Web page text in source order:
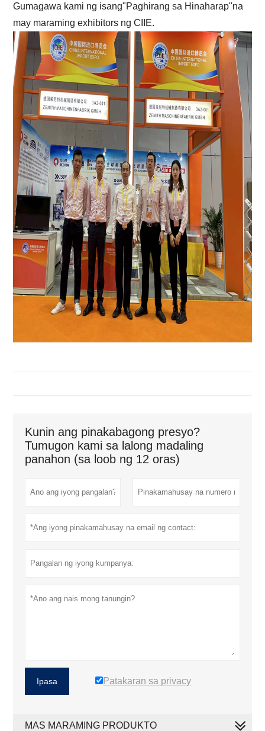
Gumagawa kami ng isang"Paghirang sa Hinaharap"na
may maraming exhibitors ng CIIE.
Kunin ang pinakabagong presyo?
Tumugon kami sa lalong madaling
panahon (sa loob ng 12 oras)
Ipasa Patakaran sa privacy
MAS MARAMING PRODUKTO